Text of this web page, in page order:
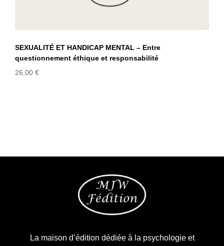
SEXUALITÉ ET HANDICAP MENTAL – Entre
questionnement éthique et responsabilité
26,00 €
La maison d’édition dédiée à la psychologie et